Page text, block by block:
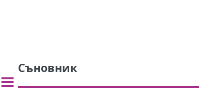
Съновник